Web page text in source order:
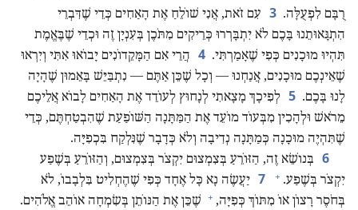
רֻבָּם לִפְעֻלָּה.‏ 3 עִם זֹאת,‏ אֲנִי שׁוֹלֵחַ אֶת הָאַחִים כְּדֵי שֶׁדִּבְרֵי
הִתְגָּאוּתֵנוּ בָּכֶם לֹא יִתְבָּרְרוּ כְּרֵיקִים מִתֹּכֶן בְּעִנְיָן זֶה וּכְדֵי שֶׁבֶּאֱמֶת
תִּהְיוּ מוּכָנִים כְּפִי שֶׁאָמַרְתִּי.‏ 4 הֲרֵי אִם הַמָּקֵדוֹנִים יָבוֹאוּ אִתִּי וְיִרְאוּ
שֶׁאֵינְכֶם מוּכָנִים,‏ אֲנַחְנוּ — וְכָל שֶׁכֵּן אַתֶּם — נִתְבַּיֵּשׁ בָּאֵמוּן שֶׁהָיָה
לָנוּ בָּכֶם.‏ 5 לְפִיכָךְ מָצָאתִי לְנָחוּץ לְעוֹדֵד אֶת הָאַחִים לָבוֹא אֲלֵיכֶם
מֵרֹאשׁ וּלְהָכִין מִבְּעוֹד מוֹעֵד אֶת הַמַּתָּנָה הַשּׁוֹפַעַת שֶׁהִבְטַחְתֶּם,‏ כְּדֵי
שֶׁתִּהְיֶה מוּכָנָה כְּמַתָּנָה נְדִיבָה וְלֹא כְּדָבָר שֶׁנִּלְקַח בִּכְפִיָּה.‏
6 בְּנוֹשֵׂא זֶה,‏ הַזּוֹרֵעַ בְּצִמְצוּם יִקְצֹר בְּצִמְצוּם,‏ וְהַזּוֹרֵעַ בְּשֶׁפַע
יִקְצֹר בְּשֶׁפַע.‏ +
7 יַעֲשֶׂה נָא כָּל אֶחָד כְּפִי שֶׁהֶחְלִיט בִּלְבָבוֹ,‏ לֹא
בְּחֹסֶר רָצוֹן אוֹ מִתּוֹךְ כְּפִיָּה,‏ + שֶׁכֵּן אֶת הַנּוֹתֵן בְּשִׂמְחָה אוֹהֵב אֱלֹהִים.‏